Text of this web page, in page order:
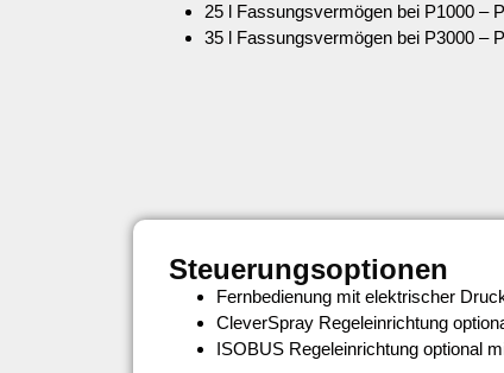
25 l Fassungsvermögen bei P1000 –
35 l Fassungsvermögen bei P3000 –
Steuerungsoptionen
Fernbedienung mit elektrischer
CleverSpray Regeleinrichtung
ISOBUS Regeleinrichtung optional